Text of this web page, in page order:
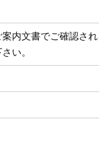
内文書でご確認され
い。